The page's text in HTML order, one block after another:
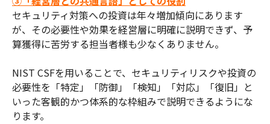
セキュリティ対策への投資は年々増加傾向にあります
が、その必要性や効果を経営層に明確に説明できず、予
算獲得に苦労する担当者様も少なくありません。
NIST CSFを用いることで、セキュリティリスクや投資の
必要性を「特定」「防御」「検知」「対応」「復旧」と
いった客観的かつ体系的な枠組みで説明できるようにな
ります。